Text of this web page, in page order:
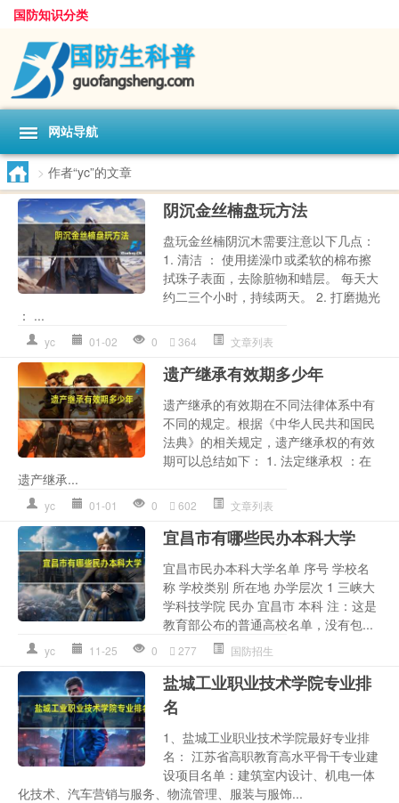
国防知识分类
网站导航
> 作者“yc”的文章
阴沉金丝楠盘玩方法
盘玩金丝楠阴沉木需要注意以下几点：
1. 清洁 ： 使用搓澡巾或柔软的棉布擦
拭珠子表面，去除脏物和蜡层。 每天大
约二三个小时，持续两天。 2. 打磨抛光
： ...
yc 01-02 0 364 文章列表
遗产继承有效期多少年
遗产继承的有效期在不同法律体系中有
不同的规定。根据《中华人民共和国民
法典》的相关规定，遗产继承权的有效
期可以总结如下： 1. 法定继承权 ：在
遗产继承...
yc 01-01 0 602 文章列表
宜昌市有哪些民办本科大学
宜昌市民办本科大学名单 序号 学校名
称 学校类别 所在地 办学层次 1 三峡大
学科技学院 民办 宜昌市 本科 注：这是
教育部公布的普通高校名单，没有包...
yc 11-25 0 277 国防招生
盐城工业职业技术学院专业排
名
1、盐城工业职业技术学院最好专业排
名： 江苏省高职教育高水平骨干专业建
设项目名单：建筑室内设计、机电一体
化技术、汽车营销与服务、物流管理、服装与服饰...